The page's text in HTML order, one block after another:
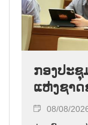
ກອງປະຊຸ
ແຫ່ງຊາດ
08/08/